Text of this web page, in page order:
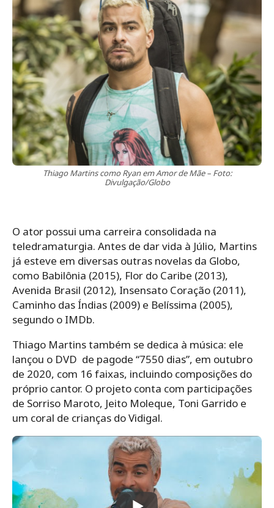
Thiago Martins como Ryan em Amor de Mãe – Foto:
Divulgação/Globo
O ator possui uma carreira consolidada na
teledramaturgia. Antes de dar vida à Júlio, Martins
já esteve em diversas outras novelas da Globo,
como Babilônia (2015), Flor do Caribe (2013),
Avenida Brasil (2012), Insensato Coração (2011),
Caminho das Índias (2009) e Belíssima (2005),
segundo o IMDb.
Thiago Martins também se dedica à música: ele
lançou o DVD de pagode “7550 dias”, em outubro
de 2020, com 16 faixas, incluindo composições do
próprio cantor. O projeto conta com participações
de Sorriso Maroto, Jeito Moleque, Toni Garrido e
um coral de crianças do Vidigal.